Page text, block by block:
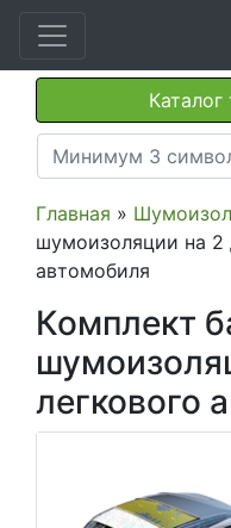
Каталог
Главная »
шумоизоляции на 2
автомобиля
Комплект
легкового